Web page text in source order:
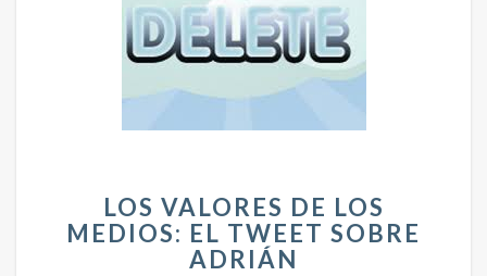
O
S
V
LOS VALORES DE LOS
MEDIOS: EL TWEET SOBRE
ADRIÁN